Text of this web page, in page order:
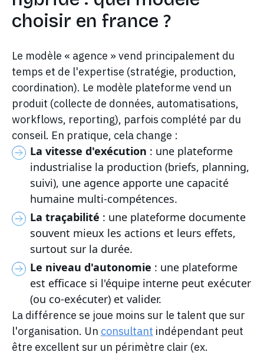
choisir en france ?
Le modèle « agence » vend principalement du
temps et de l'expertise (stratégie, production,
coordination). Le modèle plateforme vend un
produit (collecte de données, automatisations,
workflows, reporting), parfois complété par du
conseil. En pratique, cela change :
La vitesse d'exécution : une plateforme
industrialise la production (briefs, planning,
suivi), une agence apporte une capacité
humaine multi-compétences.
La traçabilité : une plateforme documente
souvent mieux les actions et leurs effets,
surtout sur la durée.
Le niveau d'autonomie : une plateforme
est efficace si l'équipe interne peut exécuter
(ou co-exécuter) et valider.
La différence se joue moins sur le talent que sur
l'organisation. Un consultant indépendant peut
être excellent sur un périmètre clair (ex.